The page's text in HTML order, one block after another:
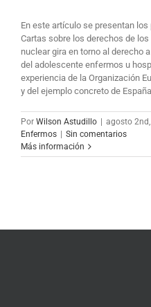
En este artículo se presentan
Cartas sobre los derechos de
nuclear gira en torno al derecho
del adolescente enfermos u
experiencia de la Organización
y del ejemplo concreto de
Por Wilson Astudillo agosto
Enfermos
Sin comentarios
Más información